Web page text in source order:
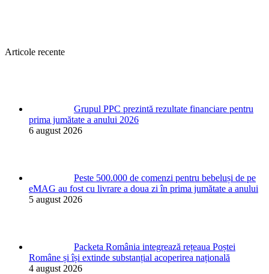
Articole recente
Grupul PPC prezintă rezultate financiare pentru
prima jumătate a anului 2026
6 august 2026
Peste 500.000 de comenzi pentru bebeluși de pe
eMAG au fost cu livrare a doua zi în prima jumătate a anului
5 august 2026
Packeta România integrează rețeaua Poștei
Române și își extinde substanțial acoperirea națională
4 august 2026